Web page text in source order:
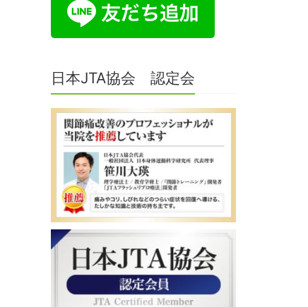
日本JTA協会 認定会